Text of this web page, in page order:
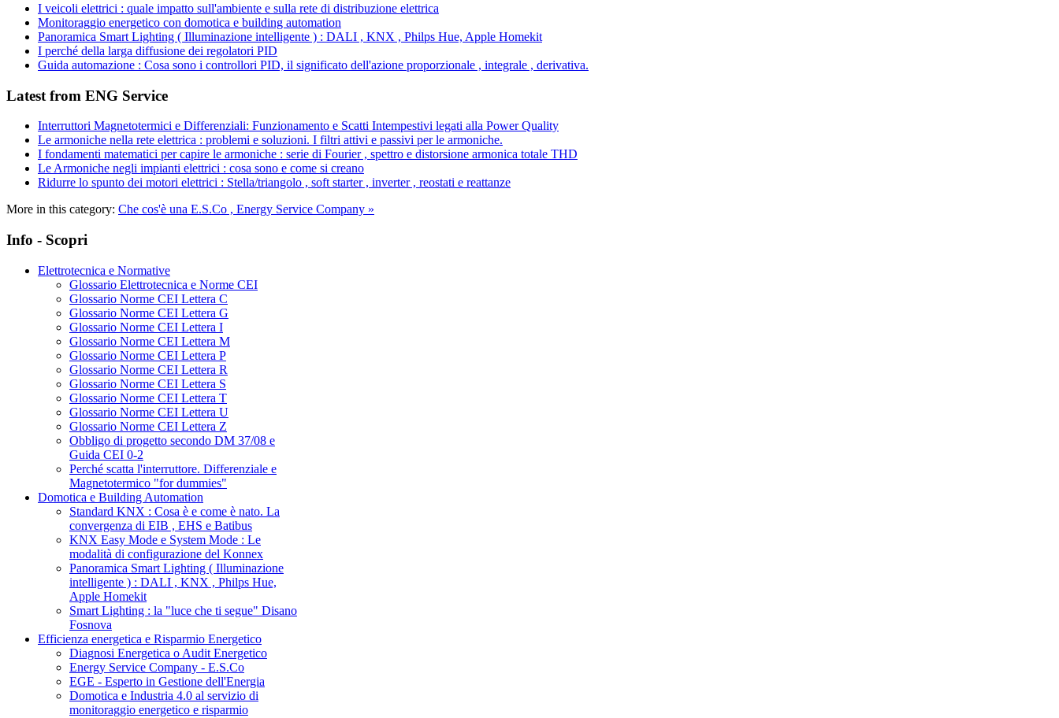
I veicoli elettrici : quale impatto sull'ambiente e sulla rete di distribuzione elettrica
Monitoraggio energetico con domotica e building automation
Panoramica Smart Lighting ( Illuminazione intelligente ) : DALI , KNX , Philps Hue, Apple Homekit
I perché della larga diffusione dei regolatori PID
Guida automazione : Cosa sono i controllori PID, il significato dell'azione proporzionale , integrale , derivativa.
Latest from ENG Service
Interruttori Magnetotermici e Differenziali: Funzionamento e Scatti Intempestivi legati alla Power Quality
Le armoniche nella rete elettrica : problemi e soluzioni. I filtri attivi e passivi per le armoniche.
I fondamenti matematici per capire le armoniche : serie di Fourier , spettro e distorsione armonica totale THD
Le Armoniche negli impianti elettrici : cosa sono e come si creano
Ridurre lo spunto dei motori elettrici : Stella/triangolo , soft starter , inverter , reostati e reattanze
More in this category: Che cos'è una E.S.Co , Energy Service Company »
Info - Scopri
Elettrotecnica e Normative
Glossario Elettrotecnica e Norme CEI
Glossario Norme CEI Lettera C
Glossario Norme CEI Lettera G
Glossario Norme CEI Lettera I
Glossario Norme CEI Lettera M
Glossario Norme CEI Lettera P
Glossario Norme CEI Lettera R
Glossario Norme CEI Lettera S
Glossario Norme CEI Lettera T
Glossario Norme CEI Lettera U
Glossario Norme CEI Lettera Z
Obbligo di progetto secondo DM 37/08 e
Guida CEI 0-2
Perché scatta l'interruttore. Differenziale e
Magnetotermico "for dummies"
Domotica e Building Automation
Standard KNX : Cosa è e come è nato. La
convergenza di EIB , EHS e Batibus
KNX Easy Mode e System Mode : Le
modalità di configurazione del Konnex
Panoramica Smart Lighting ( Illuminazione
intelligente ) : DALI , KNX , Philps Hue,
Apple Homekit
Smart Lighting : la "luce che ti segue" Disano
Fosnova
Efficienza energetica e Risparmio Energetico
Diagnosi Energetica o Audit Energetico
Energy Service Company - E.S.Co
EGE - Esperto in Gestione dell'Energia
Domotica e Industria 4.0 al servizio di
monitoraggio energetico e risparmio